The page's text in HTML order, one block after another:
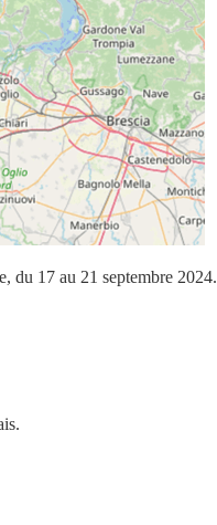
du 17 au 21 septembre 2024.